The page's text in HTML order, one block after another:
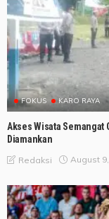
FOKUS KARO RAYA
Akses Wisata Semangat
Diamankan
Redaksi August